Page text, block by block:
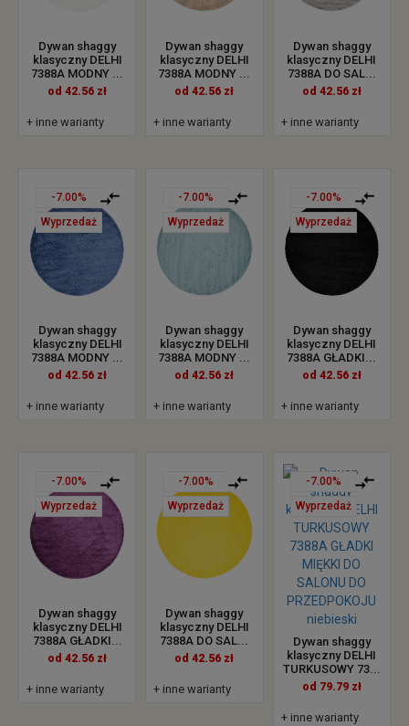
Dywan shaggy
klasyczny DELHI
7388A MODNY ...
od 42.56 zł
+ inne warianty
Dywan shaggy
klasyczny DELHI
7388A MODNY ...
od 42.56 zł
+ inne warianty
Dywan shaggy
klasyczny DELHI
7388A DO SAL...
od 42.56 zł
+ inne warianty
-7.00%
Wyprzedaż
Dywan shaggy
klasyczny DELHI
7388A MODNY ...
od 42.56 zł
+ inne warianty
-7.00%
Wyprzedaż
Dywan shaggy
klasyczny DELHI
7388A MODNY ...
od 42.56 zł
+ inne warianty
-7.00%
Wyprzedaż
Dywan shaggy
klasyczny DELHI
7388A GŁADKI...
od 42.56 zł
+ inne warianty
-7.00%
Wyprzedaż
Dywan shaggy
klasyczny DELHI
7388A GŁADKI...
od 42.56 zł
+ inne warianty
-7.00%
Wyprzedaż
Dywan shaggy
klasyczny DELHI
7388A DO SAL...
od 42.56 zł
+ inne warianty
-7.00%
Wyprzedaż
Dywan shaggy
klasyczny DELHI
TURKUSOWY 73...
od 79.79 zł
+ inne warianty